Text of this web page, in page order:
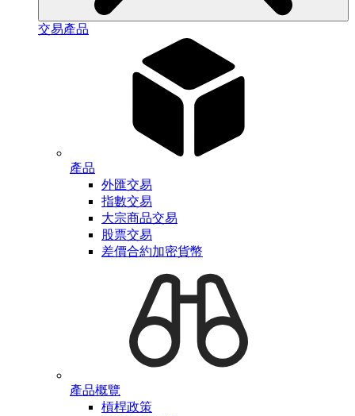
交易產品
產品
外匯交易
指數交易
大宗商品交易
股票交易
差價合約加密貨幣
產品概覽
槓桿政策